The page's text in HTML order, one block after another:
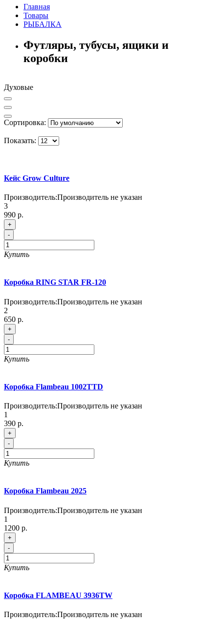
Главная
Товары
РЫБАЛКА
Футляры, тубусы, ящики и
коробки
Духовые
Сортировка:
Показать:
Кейс Grow Culture
Производитель:Производитель не указан
3
990 р.
+
-
Купить
Коробка RING STAR FR-120
Производитель:Производитель не указан
2
650 р.
+
-
Купить
Коробка Flambeau 1002TTD
Производитель:Производитель не указан
1
390 р.
+
-
Купить
Коробка Flambeau 2025
Производитель:Производитель не указан
1
1200 р.
+
-
Купить
Коробка FLAMBEAU 3936TW
Производитель:Производитель не указан